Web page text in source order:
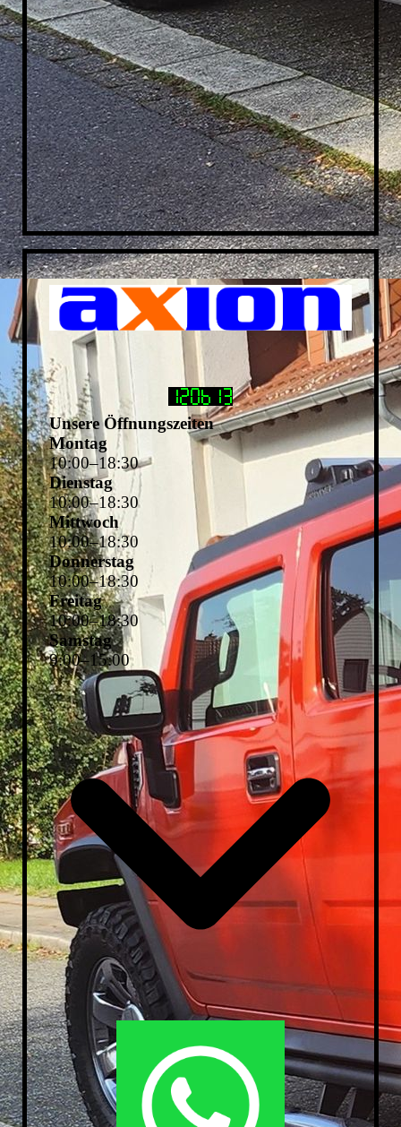
Unsere Öffnungszeiten
Montag
10:00–18:30
Dienstag
10:00–18:30
Mittwoch
10:00–18:30
Donnerstag
10:00–18:30
Freitag
10:00–18:30
Samstag
9:00–15:00